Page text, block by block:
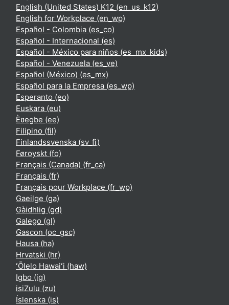
English (United States) K12 ‎(en_us_k12)‎
English for Workplace ‎(en_wp)‎
Español - Colombia ‎(es_co)‎
Español - Internacional ‎(es)‎
Español - México para niños ‎(es_mx_kids)‎
Español - Venezuela ‎(es_ve)‎
Español (México) ‎(es_mx)‎
Español para la Empresa ‎(es_wp)‎
Esperanto ‎(eo)‎
Euskara ‎(eu)‎
Èʋegbe ‎(ee)‎
Filipino ‎(fil)‎
Finlandssvenska ‎(sv_fi)‎
Føroyskt ‎(fo)‎
Français (Canada) ‎(fr_ca)‎
Français ‎(fr)‎
Français pour Workplace ‎(fr_wp)‎
Gaeilge ‎(ga)‎
Gàidhlig ‎(gd)‎
Galego ‎(gl)‎
Gascon ‎(oc_gsc)‎
Hausa ‎(ha)‎
Hrvatski ‎(hr)‎
ʻŌlelo Hawaiʻi ‎(haw)‎
Igbo ‎(ig)‎
isiZulu ‎(zu)‎
Íslenska ‎(is)‎